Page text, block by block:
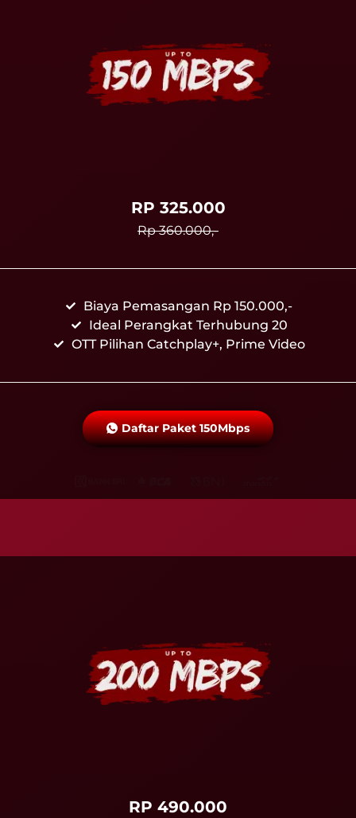
RP 325.000
Rp 360.000,-
Biaya Pemasangan Rp 150.000,-
Ideal Perangkat Terhubung 20
OTT Pilihan Catchplay+, Prime Video
Daftar Paket 150Mbps
RP 490.000